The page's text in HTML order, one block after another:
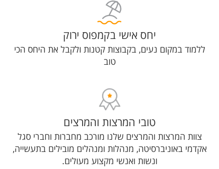
יחס אישי בקמפוס ירוק
ללמוד במקום נעים, בקבוצות קטנות ולקבל את היחס הכי
טוב
טובי המרצות והמרצים
צוות המרצות והמרצים שלנו מורכב מחברות וחברי סגל
אקדמי באוניברסיטה, מנהלות ומנהלים מובילים בתעשייה,
ונשות ואנשי מקצוע מעולים.